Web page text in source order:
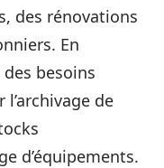
des rénovations
En
besoins
de
d’équipements.